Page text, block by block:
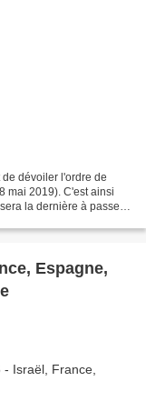
dévoiler l'ordre de
mai 2019). C'est ainsi
la dernière à passer.
Espagne,